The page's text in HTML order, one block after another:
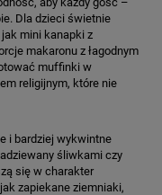
Dla dzieci świetnie
mini kanapki z
makaronu z łagodnym
muffinki w
religijnym, które nie
i bardziej wykwintne
śliwkami czy
się w charakter
zapiekane ziemniaki,